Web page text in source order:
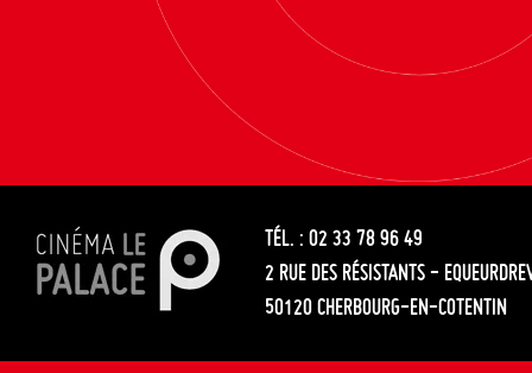
TÉL. : 02 33 78 96 49
2 RUE DES RÉSISTANTS -
50120 CHERBOURG-EN-COTENTIN